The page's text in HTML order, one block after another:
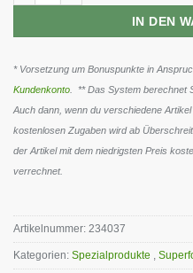
IN DEN
* Vorsetzung um Bonuspunkte in
Kundenkonto . ** Das System berechnet
Auch dann, wenn du verschiedene
kostenlosen Zugaben wird ab
der Artikel mit dem niedrigsten Preis
verrechnet.
Artikelnummer: 234037
Kategorien: Spezialprodukte ,